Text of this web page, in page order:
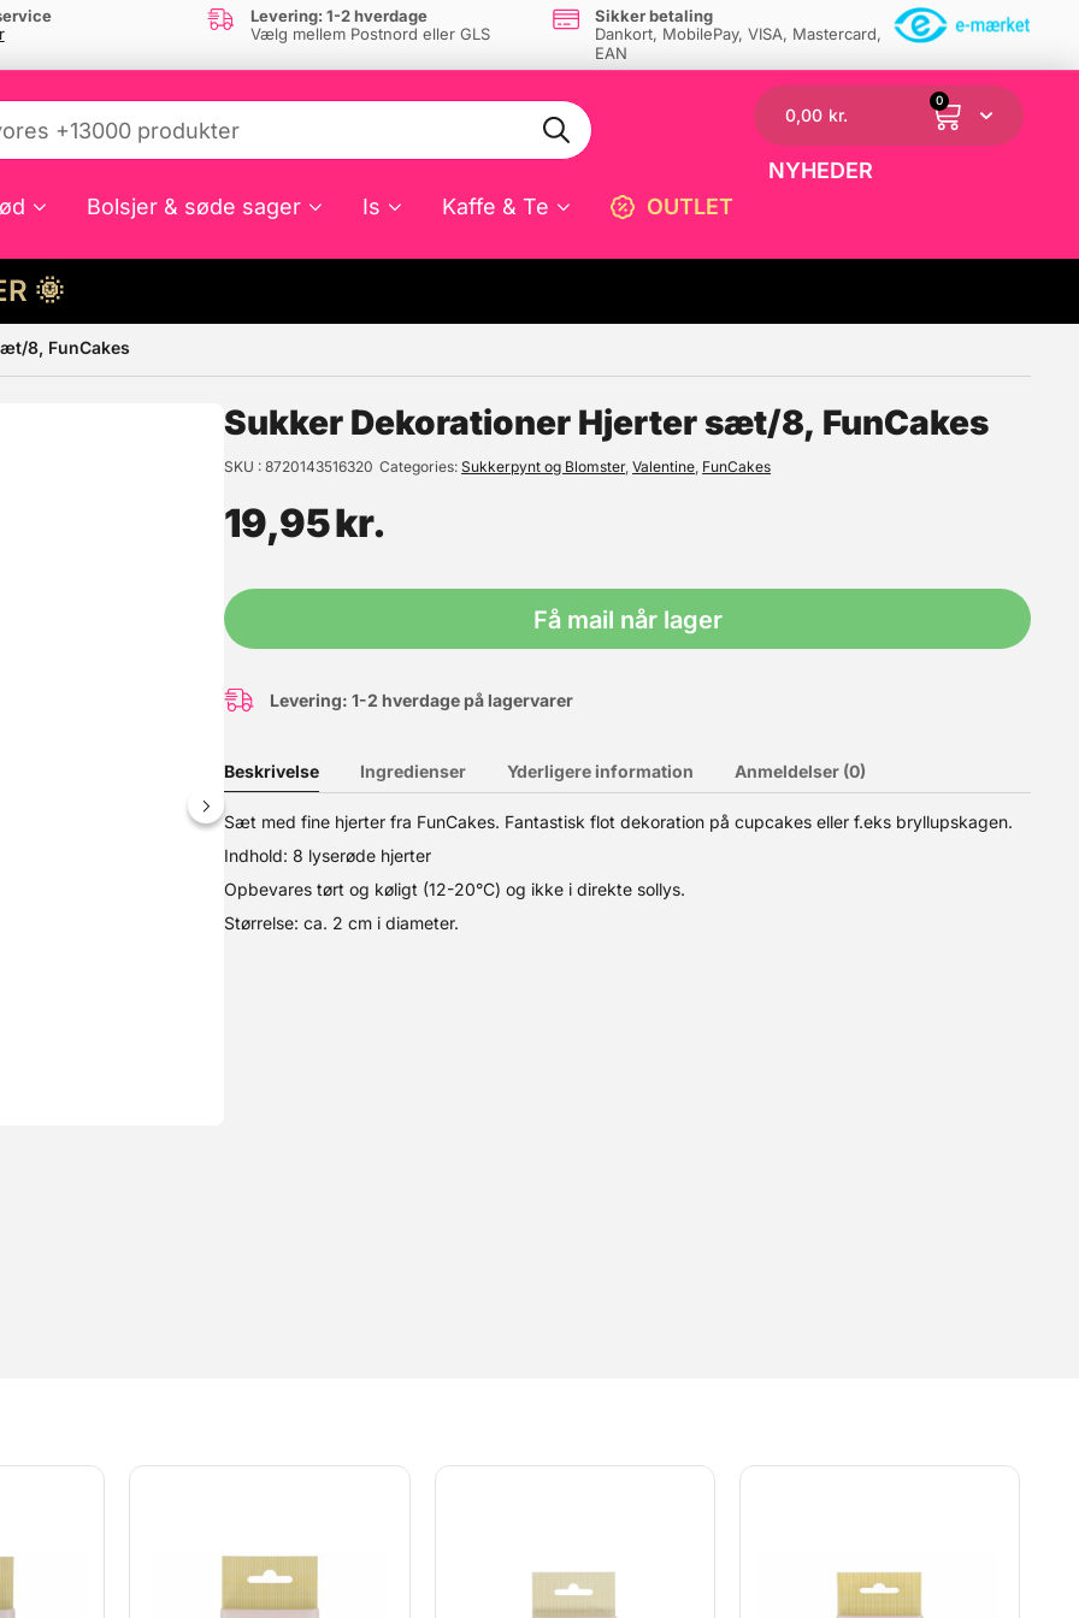
Levering: 1-2 hverdage
Vælg mellem Postnord eller GLS
Sikker betaling
Dankort, MobilePay, VISA, Mastercard,
EAN
Bolsjer & søde sager Is Kaffe & Te OUTLET
0,00 kr.
0
NYHEDER
🌞
din interesse?
Decora. Hjerterne kan bruges til dekoration af kager, cupcakes, cookies og andre søde sager. Sæt evt. blomsterne fast med
3,5 cm
☓
8, FunCakes
Sukker Dekorationer Hjerter sæt/8, FunCakes
SKU 8720143516320 Categories Sukkerpynt og Blomster,Valentine, FunCakes
19,95kr.
Få mail når lager
Levering: 1-2 hverdage på lagervarer
Beskrivelse Ingredienser Yderligere information Anmeldelser (0)
Sæt med fine hjerter fra FunCakes. Fantastisk flot dekoration på cupcakes eller f.eks bryllupskagen.
Indhold: 8 lyserøde hjerter
Opbevares tørt og køligt (12-20°C) og ikke i direkte sollys.
Størrelse: ca. 2 cm i diameter.